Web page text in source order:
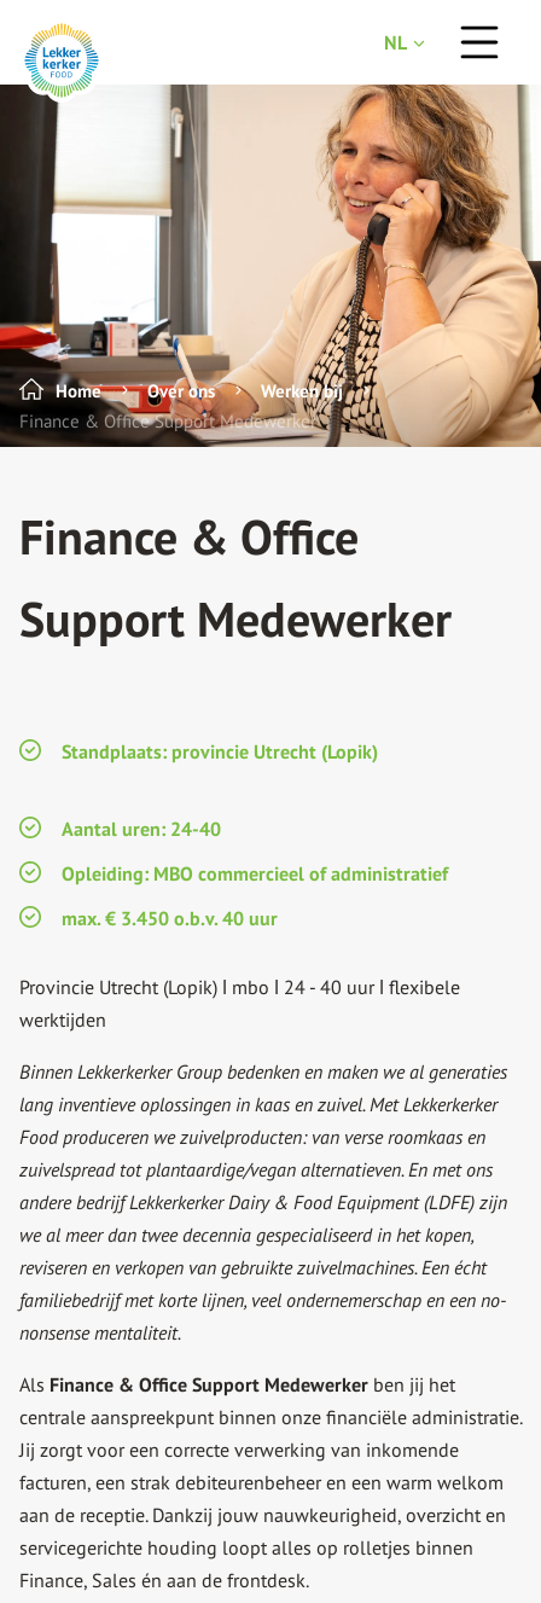
NL
Home Over ons
Werken bij
Finance & Office Support Medewerker
Finance & Office
Support Medewerker
Standplaats: provincie Utrecht (Lopik)
Aantal uren: 24-40
Opleiding: MBO commercieel of administratief
max. € 3.450 o.b.v. 40 uur
Provincie Utrecht (Lopik) ǀ mbo ǀ 24 - 40 uur ǀ flexibele
werktijden
Binnen Lekkerkerker Group bedenken en maken we al generaties
lang inventieve oplossingen in kaas en zuivel. Met Lekkerkerker
Food produceren we zuivelproducten: van verse roomkaas en
zuivelspread tot plantaardige/vegan alternatieven. En met ons
andere bedrijf Lekkerkerker Dairy & Food Equipment (LDFE) zijn
we al meer dan twee decennia gespecialiseerd in het kopen,
reviseren en verkopen van gebruikte zuivelmachines. Een écht
familiebedrijf met korte lijnen, veel ondernemerschap en een no-
nonsense mentaliteit.
Als Finance & Office Support Medewerker ben jij het
centrale aanspreekpunt binnen onze financiële administratie.
Jij zorgt voor een correcte verwerking van inkomende
facturen, een strak debiteurenbeheer en een warm welkom
aan de receptie. Dankzij jouw nauwkeurigheid, overzicht en
servicegerichte houding loopt alles op rolletjes binnen
Finance, Sales én aan de frontdesk.